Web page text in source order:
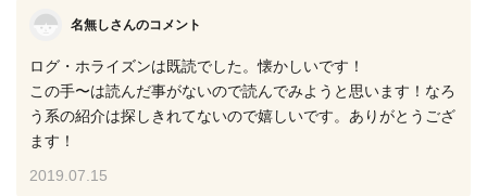
名無しさんのコメント
ログ・ホライズンは既読でした。懐かしいです！
この手〜は読んだ事がないので読んでみようと思います！なろ
う系の紹介は探しきれてないので嬉しいです。ありがとうござ
ます！
2019.07.15